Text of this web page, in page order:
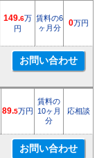
149.6万
円
賃料の6
ヶ月分
0万円
89.5万円
賃料の
10ヶ月
分
応相談